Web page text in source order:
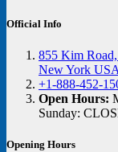
Official Info
855 Kim
New York USA
+1-888-452-
Open Hours:
Sunday:
Opening Hours